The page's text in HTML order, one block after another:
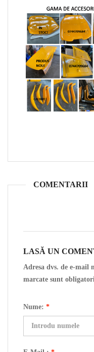
COMENTARII
LASĂ UN
Adresa dvs. de e-
marcate sunt
Nume: *